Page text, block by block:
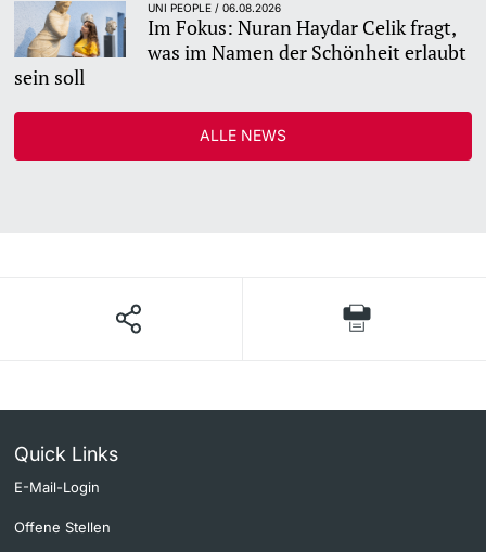
UNI PEOPLE / 06.08.2026
Im Fokus: Nuran Haydar Celik fragt,
was im Namen der Schönheit erlaubt
sein soll
ALLE NEWS
Quick Links
E-Mail-Login
Offene Stellen